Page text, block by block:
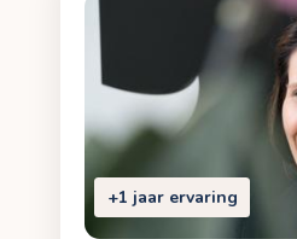
+1 jaar ervaring